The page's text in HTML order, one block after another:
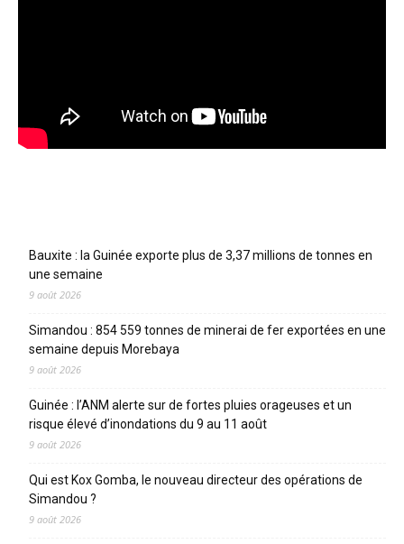
Bauxite : la Guinée exporte plus de 3,37 millions de tonnes en
une semaine
9 août 2026
Simandou : 854 559 tonnes de minerai de fer exportées en une
semaine depuis Morebaya
9 août 2026
Guinée : l’ANM alerte sur de fortes pluies orageuses et un
risque élevé d’inondations du 9 au 11 août
9 août 2026
Qui est Kox Gomba, le nouveau directeur des opérations de
Simandou ?
9 août 2026